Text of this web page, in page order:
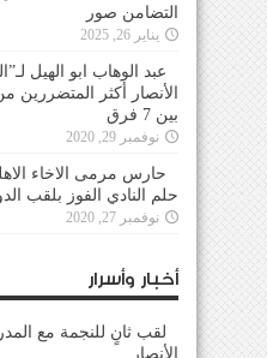
التضامن صور
يناير 26, 2025
عبد الوهاب ابو الهيل
الأنصار أكثر المتضررين
بين 7 فرق
نوفمبر 29, 2020
حارس مرمى الاخاء
حلم النادي الفوز بلقب
نوفمبر 27, 2020
أخبار وأسرار
لقب ثانٍ للنجمة مع
الأنصار